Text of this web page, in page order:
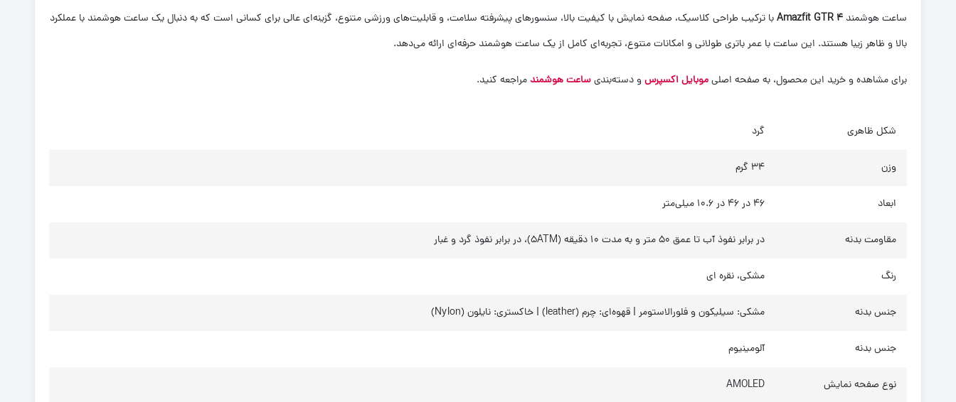
ساعت هوشمند Amazfit GTR 4با ترکیب طراحی کلاسیک، صفحه نمایش با کیفیت بالا، سنسورهای پیشرفته سلامت، و قابلیت‌های ورزشی متنوع، گزینه‌ای عالی برای کسانی است که به دنبال یک ساعت هوشمند با عملکرد
بالا و ظاهر زیبا هستند. این ساعت با عمر باتری طولانی و امکانات متنوع، تجربه‌ای کامل از یک ساعت هوشمند حرفه‌ای ارائه می‌دهد.
برای مشاهده و خرید این محصول، به صفحه اصلیموبایل اکسپرسو دسته‌بندیساعت هوشمند مراجعه کنید.
شکل ظاهری گرد
وزن 34 گرم
ابعاد 46 در 46 در 10.6 میلی‌متر
مقاومت بدنه در برابر نفوذ آب تا عمق 50 متر و به مدت 10 دقیقه (5ATM)، در برابر نفوذ گرد و غبار
رنگ مشکی، نقره ای
جنس بدنه مشکی: سیلیکون و فلورالاستومر | قهوه‌ای: چرم (leather) | خاکستری: نایلون (Nylon)
جنس بدنه آلومینیوم
نوع صفحه نمایش AMOLED